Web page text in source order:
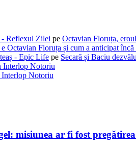
- Reflexul Zilei pe Octavian Floruța,
Octavian Floruța și cum a anticipat
- Epic Life pe Secară și Baciu
Interlop Notoriu
Notoriu
misiunea ar fi fost